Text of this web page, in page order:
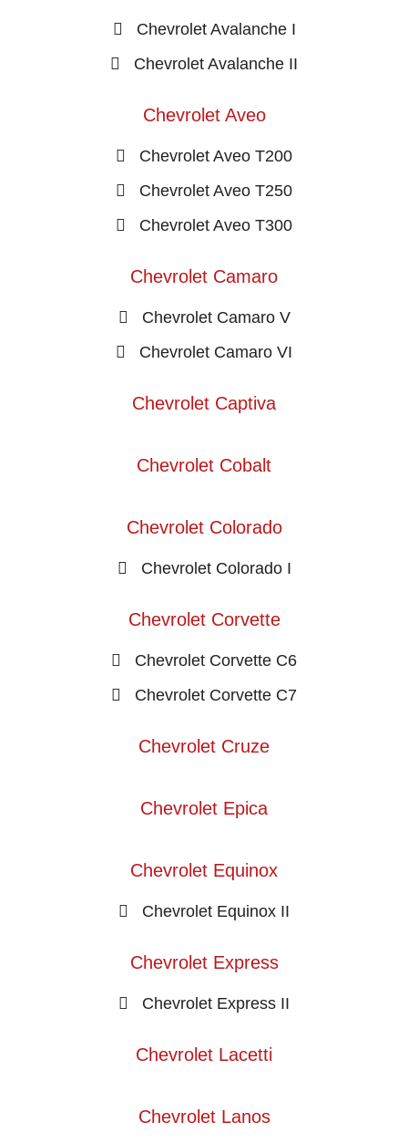
Chevrolet Avalanche I
Chevrolet Avalanche II
Chevrolet Aveo
Chevrolet Aveo T200
Chevrolet Aveo T250
Chevrolet Aveo T300
Chevrolet Camaro
Chevrolet Camaro V
Chevrolet Camaro VI
Chevrolet Captiva
Chevrolet Cobalt
Chevrolet Colorado
Chevrolet Colorado I
Chevrolet Corvette
Chevrolet Corvette C6
Chevrolet Corvette C7
Chevrolet Cruze
Chevrolet Epica
Chevrolet Equinox
Chevrolet Equinox II
Chevrolet Express
Chevrolet Express II
Chevrolet Lacetti
Chevrolet Lanos